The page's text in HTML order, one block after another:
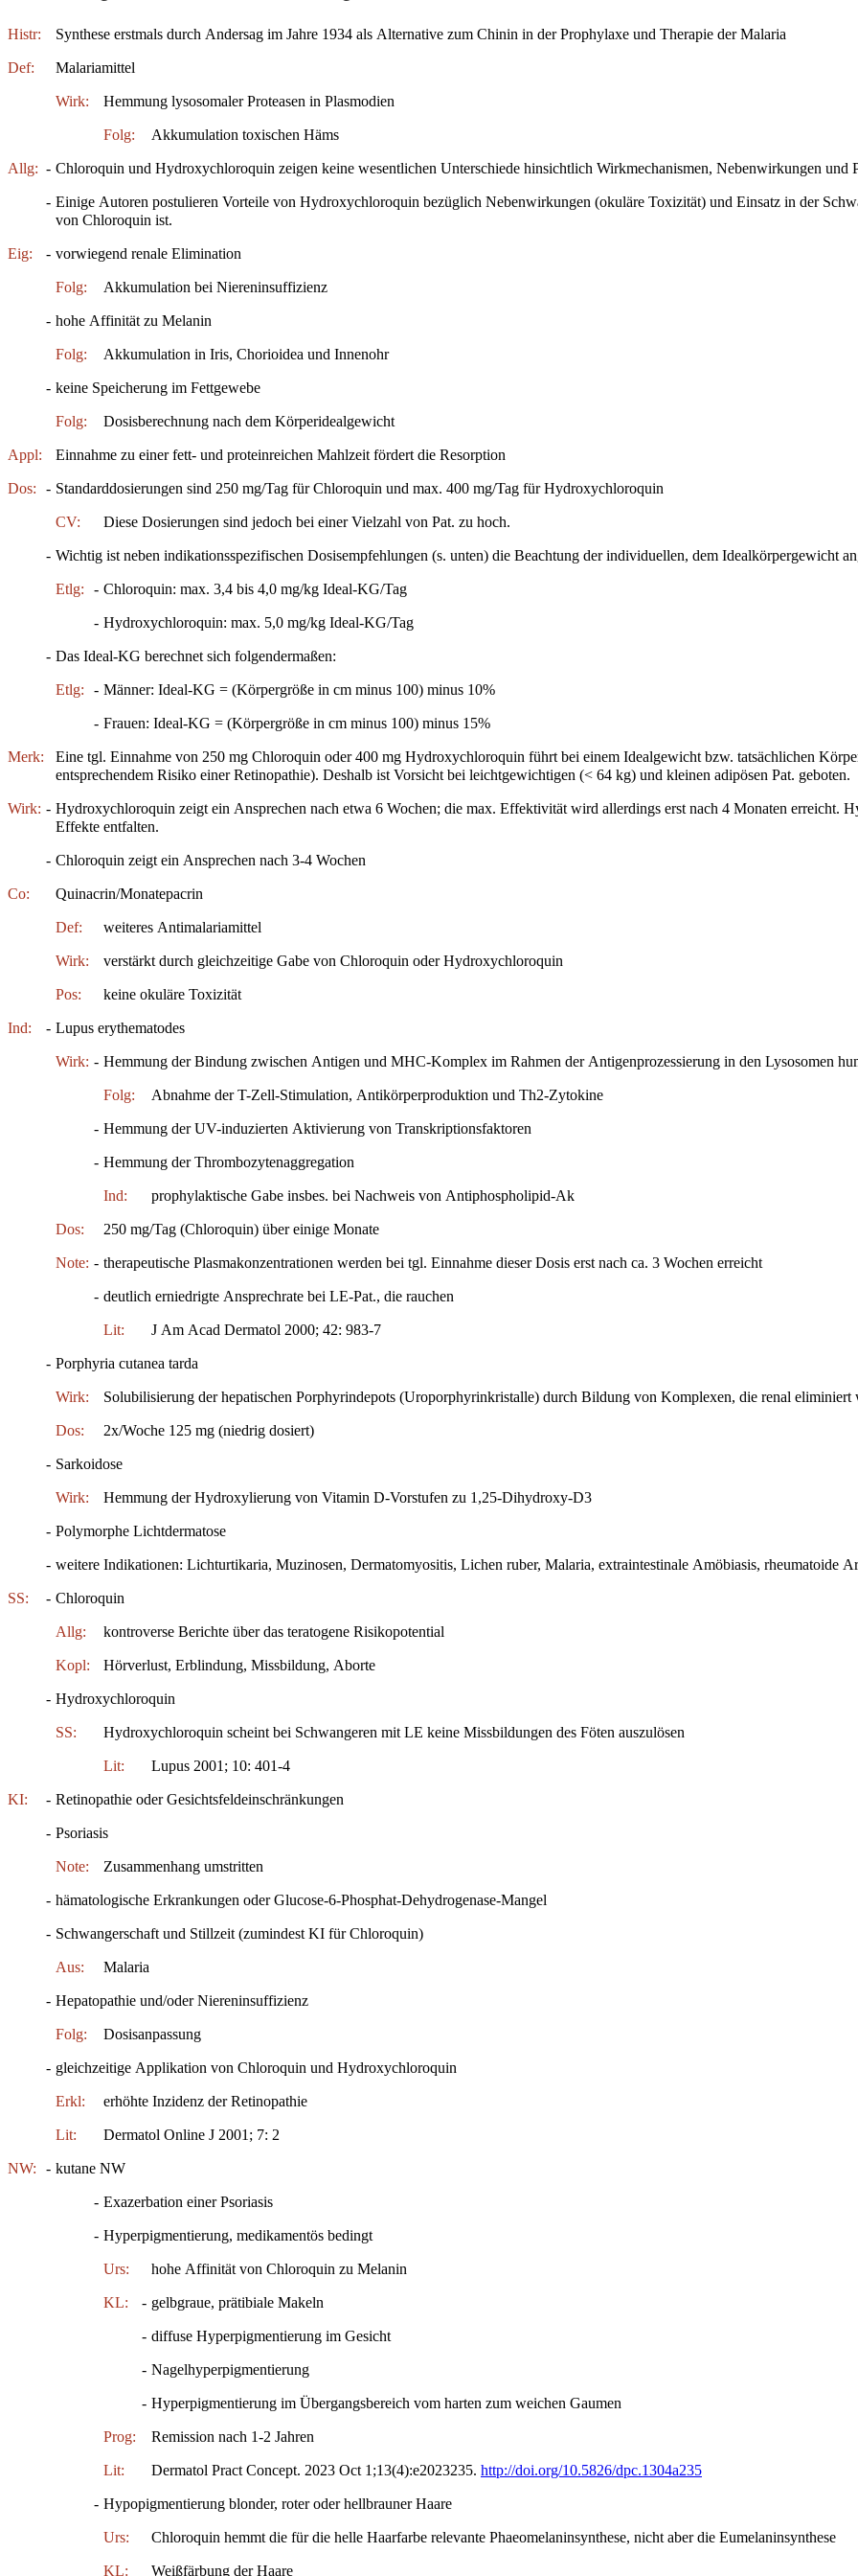
Histr: Synthese erstmals durch Andersag im Jahre 1934 als Alternative zum Chinin in der Prophylaxe und Therapie der Malaria
Def: Malariamittel
Wirk: Hemmung lysosomaler Proteasen in Plasmodien
Folg: Akkumulation toxischen Häms
Allg: - Chloroquin und Hydroxychloroquin zeigen keine wesentlichen Unterschiede hinsichtlich Wirkmechanismen, Nebenwirkungen und
- Einige Autoren postulieren Vorteile von Hydroxychloroquin bezüglich Nebenwirkungen (okuläre Toxizität) und Einsatz in der
von Chloroquin ist.
Eig: - vorwiegend renale Elimination
Folg: Akkumulation bei Niereninsuffizienz
- hohe Affinität zu Melanin
Folg: Akkumulation in Iris, Chorioidea und Innenohr
- keine Speicherung im Fettgewebe
Folg: Dosisberechnung nach dem Körperidealgewicht
Appl: Einnahme zu einer fett- und proteinreichen Mahlzeit fördert die Resorption
Dos: - Standarddosierungen sind 250 mg/Tag für Chloroquin und max. 400 mg/Tag für Hydroxychloroquin
CV: Diese Dosierungen sind jedoch bei einer Vielzahl von Pat. zu hoch.
- Wichtig ist neben indikationsspezifischen Dosisempfehlungen (s. unten) die Beachtung der individuellen, dem Idealkörpergewicht
Etlg: - Chloroquin: max. 3,4 bis 4,0 mg/kg Ideal-KG/Tag
- Hydroxychloroquin: max. 5,0 mg/kg Ideal-KG/Tag
- Das Ideal-KG berechnet sich folgendermaßen:
Etlg: - Männer: Ideal-KG = (Körpergröße in cm minus 100) minus 10%
- Frauen: Ideal-KG = (Körpergröße in cm minus 100) minus 15%
Merk:
Eine tgl. Einnahme von 250 mg Chloroquin oder 400 mg Hydroxychloroquin führt bei einem Idealgewicht bzw. tatsächlichen
entsprechendem Risiko einer Retinopathie). Deshalb ist Vorsicht bei leichtgewichtigen (< 64 kg) und kleinen adipösen Pat. geboten.
Wirk: - Hydroxychloroquin zeigt ein Ansprechen nach etwa 6 Wochen; die max. Effektivität wird allerdings erst nach 4 Monaten erreicht.
Effekte entfalten.
- Chloroquin zeigt ein Ansprechen nach 3-4 Wochen
Co: Quinacrin/Monatepacrin
Def: weiteres Antimalariamittel
Wirk: verstärkt durch gleichzeitige Gabe von Chloroquin oder Hydroxychloroquin
Pos: keine okuläre Toxizität
Ind: - Lupus erythematodes
Wirk: - Hemmung der Bindung zwischen Antigen und MHC-Komplex im Rahmen der Antigenprozessierung in den Lysosomen
Folg: Abnahme der T-Zell-Stimulation, Antikörperproduktion und Th2-Zytokine
- Hemmung der UV-induzierten Aktivierung von Transkriptionsfaktoren
- Hemmung der Thrombozytenaggregation
Ind: prophylaktische Gabe insbes. bei Nachweis von Antiphospholipid-Ak
Dos: 250 mg/Tag (Chloroquin) über einige Monate
Note: - therapeutische Plasmakonzentrationen werden bei tgl. Einnahme dieser Dosis erst nach ca. 3 Wochen erreicht
- deutlich erniedrigte Ansprechrate bei LE-Pat., die rauchen
Lit: J Am Acad Dermatol 2000; 42: 983-7
- Porphyria cutanea tarda
Wirk: Solubilisierung der hepatischen Porphyrindepots (Uroporphyrinkristalle) durch Bildung von Komplexen, die renal eliminiert
Dos: 2x/Woche 125 mg (niedrig dosiert)
- Sarkoidose
Wirk: Hemmung der Hydroxylierung von Vitamin D-Vorstufen zu 1,25-Dihydroxy-D3
- Polymorphe Lichtdermatose
- weitere Indikationen: Lichturtikaria, Muzinosen, Dermatomyositis, Lichen ruber, Malaria, extraintestinale Amöbiasis, rheumatoide
SS: - Chloroquin
Allg: kontroverse Berichte über das teratogene Risikopotential
Kopl: Hörverlust, Erblindung, Missbildung, Aborte
- Hydroxychloroquin
SS: Hydroxychloroquin scheint bei Schwangeren mit LE keine Missbildungen des Föten auszulösen
Lit: Lupus 2001; 10: 401-4
KI: - Retinopathie oder Gesichtsfeldeinschränkungen
- Psoriasis
Note: Zusammenhang umstritten
- hämatologische Erkrankungen oder Glucose-6-Phosphat-Dehydrogenase-Mangel
- Schwangerschaft und Stillzeit (zumindest KI für Chloroquin)
Aus: Malaria
- Hepatopathie und/oder Niereninsuffizienz
Folg: Dosisanpassung
- gleichzeitige Applikation von Chloroquin und Hydroxychloroquin
Erkl: erhöhte Inzidenz der Retinopathie
Lit: Dermatol Online J 2001; 7: 2
NW: - kutane NW
- Exazerbation einer Psoriasis
- Hyperpigmentierung, medikamentös bedingt
Urs: hohe Affinität von Chloroquin zu Melanin
KL: - gelbgraue, prätibiale Makeln
- diffuse Hyperpigmentierung im Gesicht
- Nagelhyperpigmentierung
- Hyperpigmentierung im Übergangsbereich vom harten zum weichen Gaumen
Prog: Remission nach 1-2 Jahren
Lit: Dermatol Pract Concept. 2023 Oct 1;13(4):e2023235. http://doi.org/10.5826/dpc.1304a235
- Hypopigmentierung blonder, roter oder hellbrauner Haare
Urs: Chloroquin hemmt die für die helle Haarfarbe relevante Phaeomelaninsynthese, nicht aber die Eumelaninsynthese
KL: Weißfärbung der Haare